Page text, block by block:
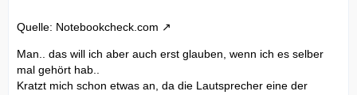
Quelle: Notebookcheck.com
Man.. das will ich aber auch erst glauben, wenn ich es selber
mal gehört hab..
Kratzt mich schon etwas an, da die Lautsprecher eine der